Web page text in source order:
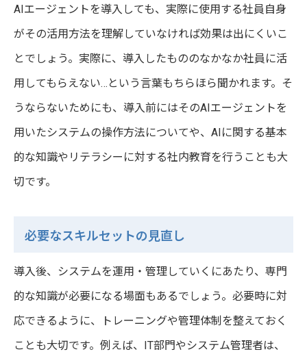
AIエージェントを導入しても、実際に使用する社員自身
がその活用方法を理解していなければ効果は出にくいこ
とでしょう。実際に、導入したもののなかなか社員に活
用してもらえない…という言葉もちらほら聞かれます。そ
うならないためにも、導入前にはそのAIエージェントを
用いたシステムの操作方法についてや、AIに関する基本
的な知識やリテラシーに対する社内教育を行うことも大
切です。
必要なスキルセットの見直し
導入後、システムを運用・管理していくにあたり、専門
的な知識が必要になる場面もあるでしょう。必要時に対
応できるように、トレーニングや管理体制を整えておく
ことも大切です。例えば、IT部門やシステム管理者は、